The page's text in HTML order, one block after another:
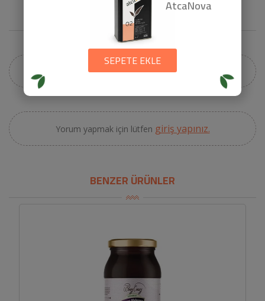
YORUMLAR
Henüz bir yorum yapılmamış.
Yorum yapmak için lütfen giriş yapınız.
BENZER ÜRÜNLER
AtcaNova
SEPETE EKLE